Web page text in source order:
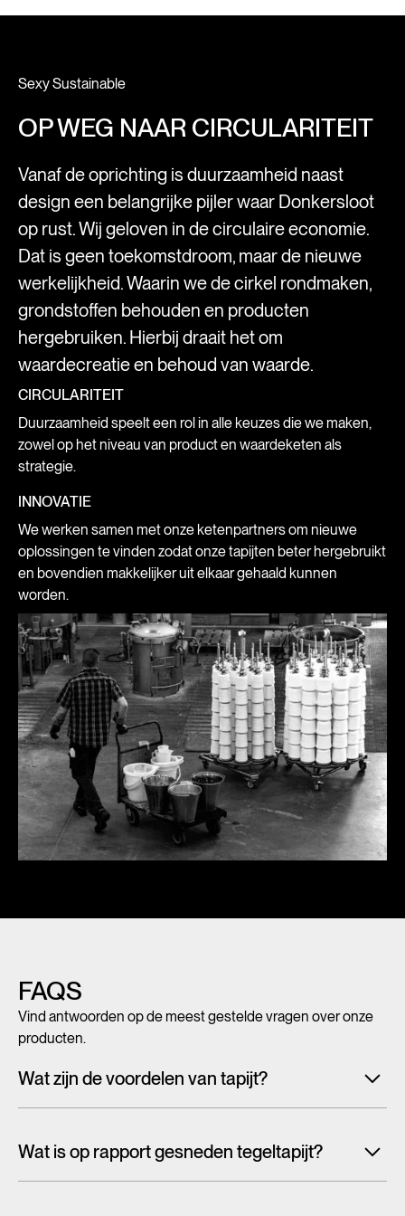
Sexy Sustainable
OP WEG NAAR CIRCULARITEIT
Vanaf de oprichting is duurzaamheid naast
design een belangrijke pijler waar Donkersloot
op rust. Wij geloven in de circulaire economie.
Dat is geen toekomstdroom, maar de nieuwe
werkelijkheid. Waarin we de cirkel rondmaken,
grondstoffen behouden en producten
hergebruiken. Hierbij draait het om
waardecreatie en behoud van waarde.
CIRCULARITEIT
Duurzaamheid speelt een rol in alle keuzes die we maken,
zowel op het niveau van product en waardeketen als
strategie.
INNOVATIE
We werken samen met onze ketenpartners om nieuwe
oplossingen te vinden zodat onze tapijten beter hergebruikt
en bovendien makkelijker uit elkaar gehaald kunnen
worden.
FAQS
Vind antwoorden op de meest gestelde vragen over onze
producten.
Wat zijn de voordelen van tapijt?
interieur. Maar tapijt is niet alleen mooi en zacht, het heeft
ook een geluiddempende werking.Lees alles over de
Wat is op rapport gesneden tegeltapijt?